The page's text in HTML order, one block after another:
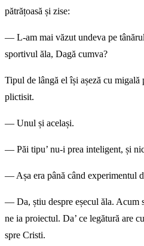
pătrățoasă și zise:
— L-am mai văzut undeva pe
sportivul ăla, Dagă cumva?
Tipul de lângă el își așeză cu
plictisit.
— Unul și același.
— Păi tipu’ nu-i prea inteligent, și
— Așa era până când experimentul
— Da, știu despre eșecul ăla. Acum
ne ia proiectul. Da’ ce legătură are
spre Cristi.